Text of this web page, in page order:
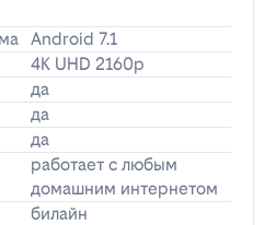
Android 7.1
4K UHD 2160p
да
да
да
работает с любым
домашним интернетом
билайн